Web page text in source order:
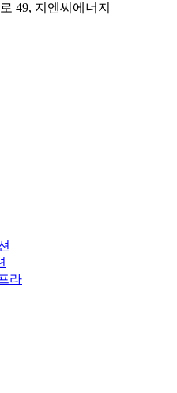
49, 지엔씨에너지
라